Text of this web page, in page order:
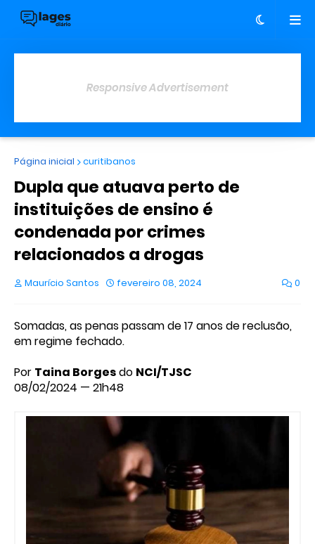
Responsive Advertisement
Página inicial curitibanos
Dupla que atuava perto de
instituições de ensino é
condenada por crimes
relacionados a drogas
Maurício Santos fevereiro 08, 2024 0
Somadas, as penas passam de 17 anos de reclusão,
em regime fechado.
Por Taina Borgesdo NCI/TJSC
08/02/2024 — 21h48